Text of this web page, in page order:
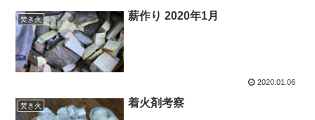
焚き火 薪作り 2020年1月
2020.01.06
焚き火 着火剤考察